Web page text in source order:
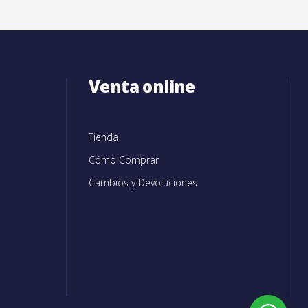
Venta online
Tienda
Cómo Comprar
Cambios y Devoluciones